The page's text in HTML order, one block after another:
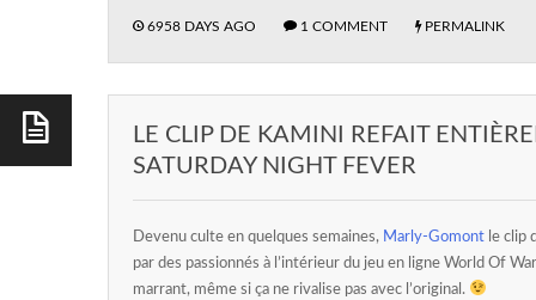
6958 DAYS AGO 1 COMMENT PERMALINK
LE CLIP DE KAMINI REFAIT
SATURDAY NIGHT FEVER
Devenu culte en quelques semaines, Marly-Gomont le clip
par des passionnés à l’intérieur du jeu en ligne World Of
marrant, même si ça ne rivalise pas avec l’original.